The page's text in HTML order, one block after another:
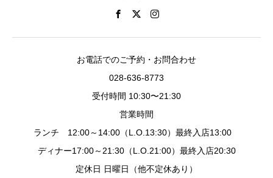
お電話でのご予約・お問合わせ
028-636-8773
受付時間 10:30〜21:30
営業時間
ランチ 12:00～14:00（L.O.13:30）最終入店13:00
ディナー17:00～21:30（L.O.21:00）最終入店20:30
定休日 日曜日（他不定休あり）